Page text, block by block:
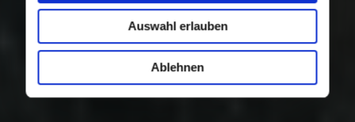
Auswahl erlauben
Ablehnen